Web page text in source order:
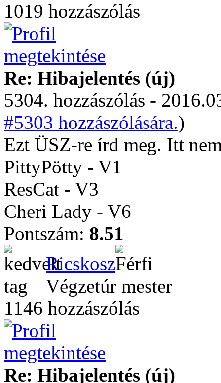
1019 hozzászólás
Re: Hibajelentés (új)
5304. hozzászólás -
#5303 hozzászólására.)
Ezt ÜSZ-re írd meg. Itt
PittyPötty - V1
ResCat - V3
Cheri Lady - V6
Pontszám: 8.51
Ricskosz
Végzetúr mester
1146 hozzászólás
Re: Hibajelentés (új)